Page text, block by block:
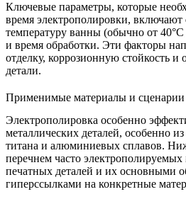
Ключевые параметры, которые
время электрополировки, включают
температуру ванны (обычно от 40°C
и время обработки. Эти факторы
отделку, коррозионную стойкость и
детали.
Применимые материалы и сценарии
Электрополировка особенно
металлических деталей, особенно
титана и алюминиевых сплавов.
перечнем часто
печатных деталей и их основными
гиперссылками на конкретные